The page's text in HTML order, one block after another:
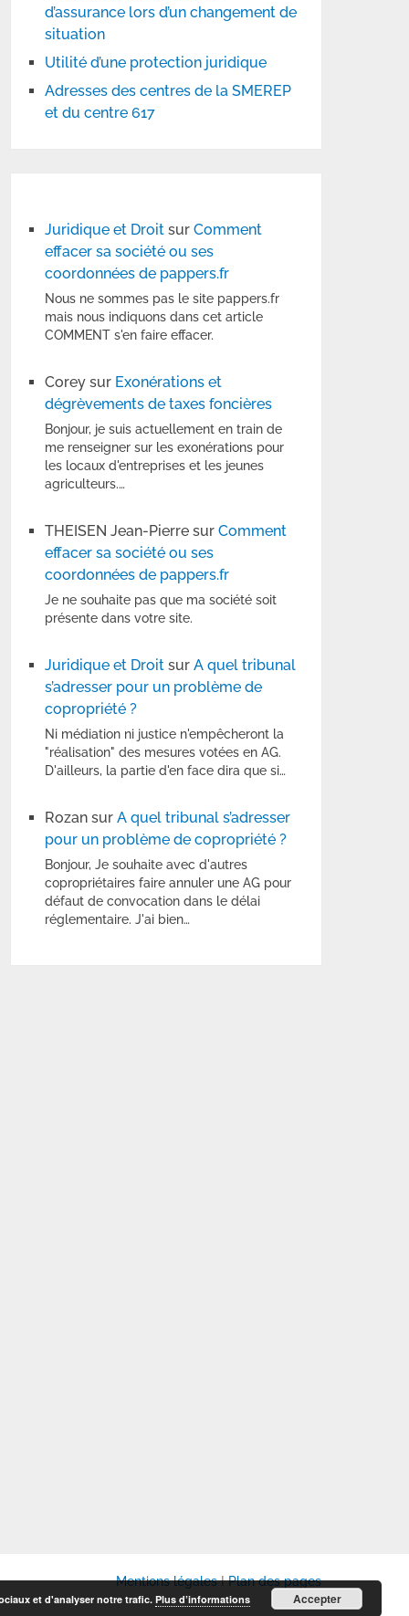
d’assurance lors d’un changement de
situation
Utilité d’une protection juridique
Adresses des centres de la SMEREP
et du centre 617
Juridique et Droit surComment
effacer sa société ou ses
coordonnées de pappers.fr
Nous ne sommes pas le site pappers.fr
mais nous indiquons dans cet article
COMMENT s'en faire effacer.
Corey sur Exonérations et
dégrèvements de taxes foncières
Bonjour, je suis actuellement en train de
me renseigner sur les exonérations pour
les locaux d'entreprises et les jeunes
agriculteurs.…
THEISEN Jean-Pierre surComment
effacer sa société ou ses
coordonnées de pappers.fr
Je ne souhaite pas que ma société soit
présente dans votre site.
Juridique et Droit surA quel tribunal
s’adresser pour un problème de
copropriété ?
Ni médiation ni justice n'empêcheront la
"réalisation" des mesures votées en AG.
D'ailleurs, la partie d'en face dira que si…
Rozan surA quel tribunal s’adresser
pour un problème de copropriété ?
Bonjour, Je souhaite avec d'autres
copropriétaires faire annuler une AG pour
défaut de convocation dans le délai
réglementaire. J'ai bien…
Mentions légalesIPlan des pages
et d'analyser notre trafic. Plus d’informations Accepter